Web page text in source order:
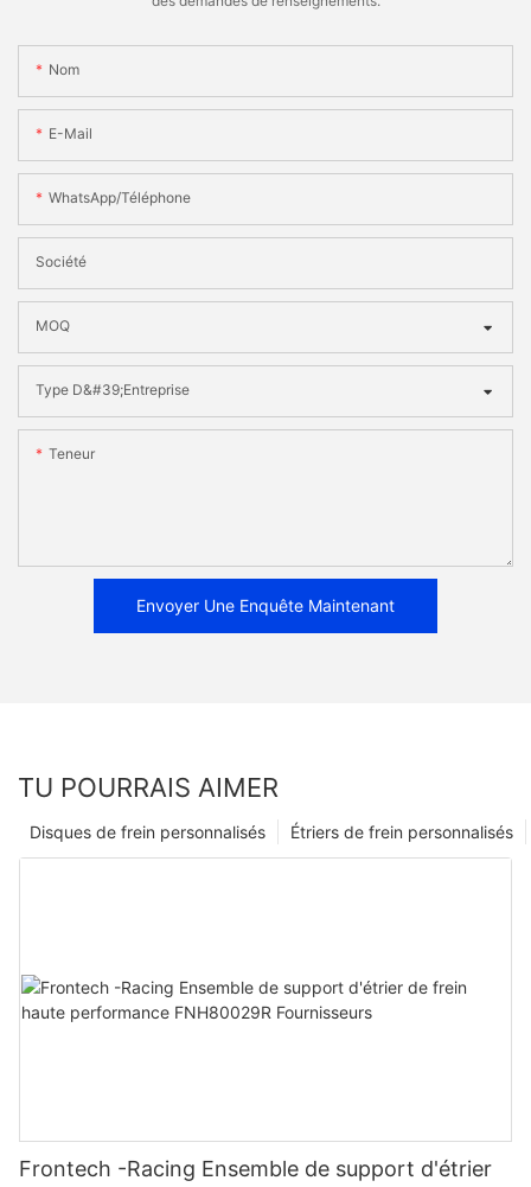
Nom
E-Mail
WhatsApp/téléphone
Société
MOQ
Type D&#39;entreprise
Teneur
Envoyer Une Enquête Maintenant
TU POURRAIS AIMER
Étriers de frein personnalisés
Disques de frein personnalisés
Frontech -Racing Ensemble de support d'étrier